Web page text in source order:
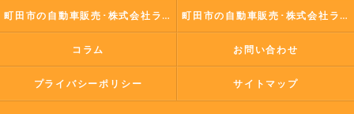
町田市の自動車販売･株式会社ラポールコーポレーションの評判 町田市の自動車販売･株式会社ラポールコーポレーションのお客様の声
コラム お問い合わせ
プライバシーポリシー サイトマップ